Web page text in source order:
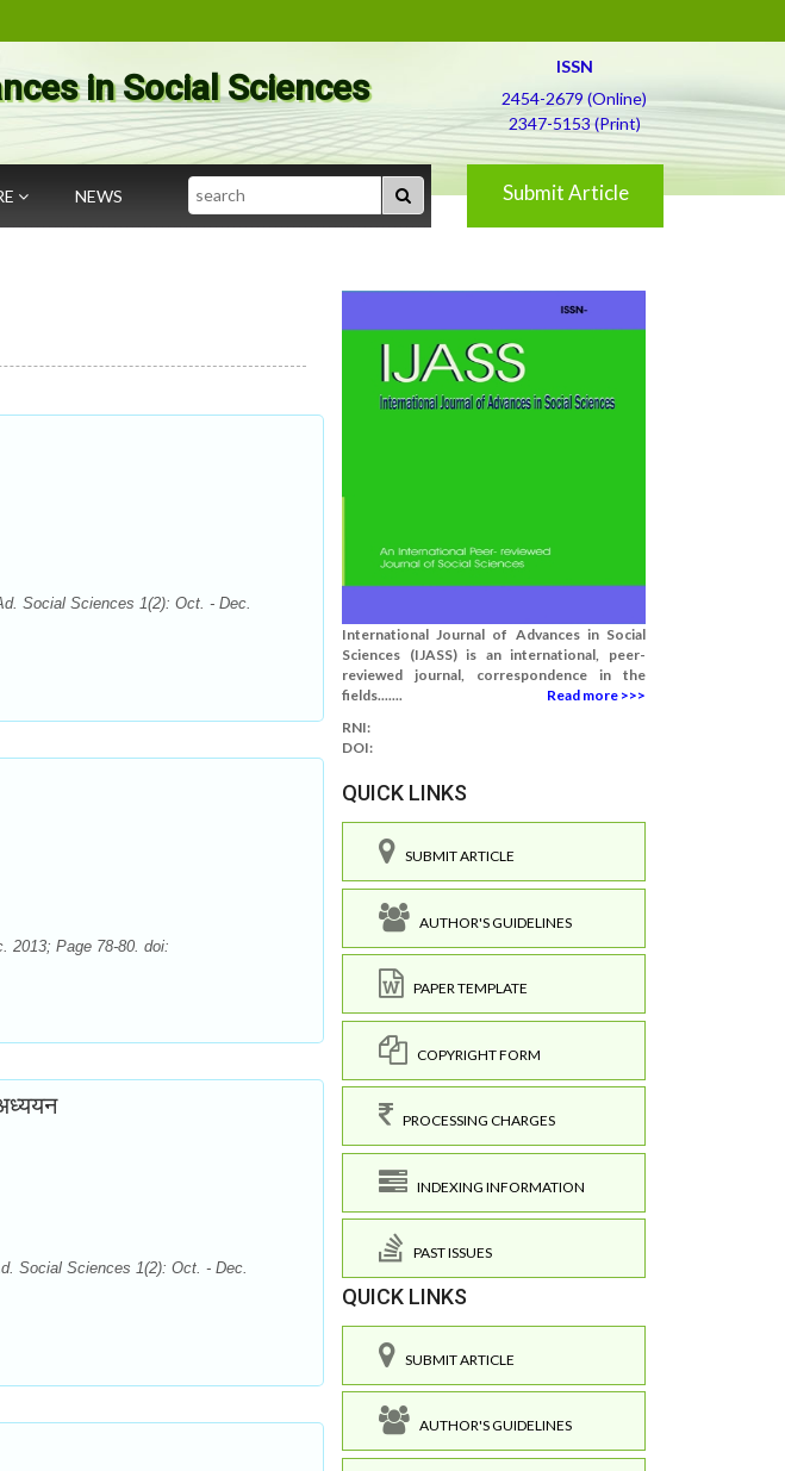
in Social Sciences
ISSN
2454-2679 (Online)
2347-5153 (Print)
NEWS Search Submit Article
J. Ad. Social Sciences 1(2): Oct. - Dec.
2013; Page 78-80. doi:
Ad. Social Sciences 1(2): Oct. - Dec.
International Journal of Advances in Social
Sciences (IJASS) is an international, peer-
reviewed journal, correspondence in the
fields.......
Read more >>>
RNI:
DOI:
QUICK LINKS
SUBMIT ARTICLE
AUTHOR'S GUIDELINES
PAPER TEMPLATE
COPYRIGHT FORM
PROCESSING CHARGES
INDEXING INFORMATION
PAST ISSUES
QUICK LINKS
SUBMIT ARTICLE
AUTHOR'S GUIDELINES